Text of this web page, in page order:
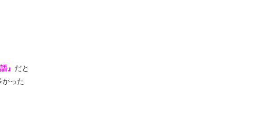
』 だと
った